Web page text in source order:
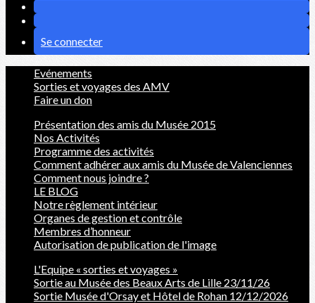
Se connecter
Evénements
Sorties et voyages des AMV
Faire un don
Présentation des amis du Musée 2015
Nos Activités
Programme des activités
Comment adhérer aux amis du Musée de Valenciennes
Comment nous joindre ?
LE BLOG
Notre règlement intérieur
Organes de gestion et contrôle
Membres d’honneur
Autorisation de publication de l'image
L'Equipe « sorties et voyages »
Sortie au Musée des Beaux Arts de Lille 23/11/26
Sortie Musée d'Orsay et Hôtel de Rohan 12/12/2026